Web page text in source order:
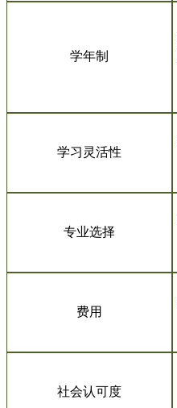
学年制
学习灵活性
专业选择
费用
社会认可度